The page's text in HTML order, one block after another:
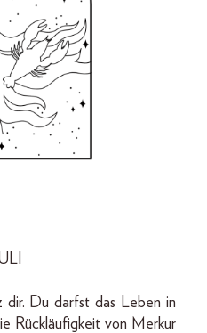
dir. Du darfst das Leben in
Rückläufigkeit von Merkur